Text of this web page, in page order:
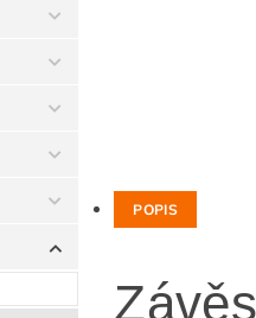
POPIS